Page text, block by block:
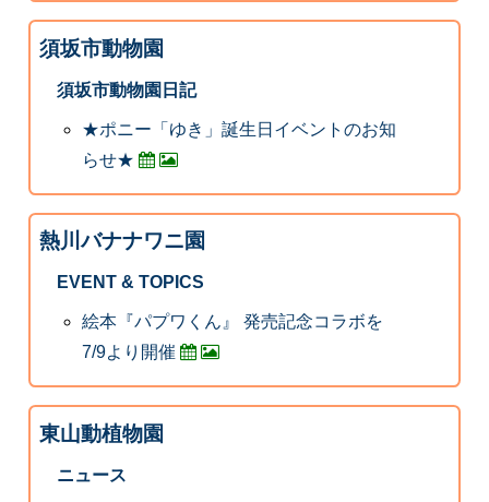
須坂市動物園
須坂市動物園日記
★ポニー「ゆき」誕生日イベントのお知
らせ★
熱川バナナワニ園
EVENT & TOPICS
絵本『パプワくん』 発売記念コラボを
7/9より開催
東山動植物園
ニュース